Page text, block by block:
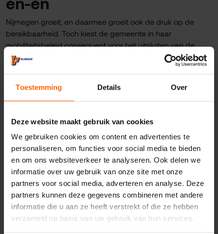
Toestemming Details Over
Deze website maakt gebruik van cookies
We gebruiken cookies om content en advertenties te
personaliseren, om functies voor social media te bieden
en om ons websiteverkeer te analyseren. Ook delen we
informatie over uw gebruik van onze site met onze
partners voor social media, adverteren en analyse. Deze
partners kunnen deze gegevens combineren met andere
informatie die u aan ze heeft verstrekt of die ze hebben
verzameld op basis van uw gebruik van hun services.
Nijmegen groeit, en daarmee groeit ook de druk op de
bereikbaarheid. Toch kiest de gemeente in haar
mobiliteitsbeleid consequent voor het uitsluiten van de
auto, in plaats van voor een én-én-benadering waarbij
zowel auto, fiets als openbaar vervoer hun plek krijgen. Dat
"Veel mensen in Nijmegen zijn afhankelijk van hun auto,
te kunnen doen" zegt Nick de Graaf. "Door de auto bewust
te weren zonder echte alternatieven, duwt de gemeente
mensen letterlijk en figuurlijk de stad uit."
De VVD roept het stadsbestuur op om terug te keren naar
de realiteit. Stop met het schrappen van parkeerplaatsen
en het opofferen van wegen voor busbanen. Investeer in
bereikbaarheid in de breedste zin van het woord: betere
wegen, betere OV-verbindingen in samenwerking met de
provincie, en voldoende parkeergelegenheid in én rondom